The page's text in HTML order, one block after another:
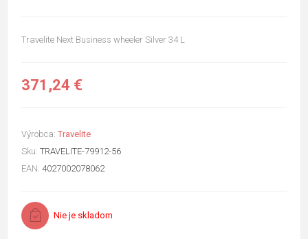
Travelite Next Business wheeler Silver 34 L
371,24 €
Výrobca: Travelite
Sku: TRAVELITE-79912-56
EAN: 4027002078062
Nie je skladom